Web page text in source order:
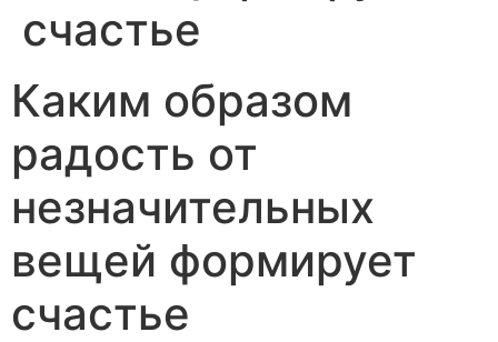
счастье
Каким образом
радость от
незначительных
вещей формирует
счастье